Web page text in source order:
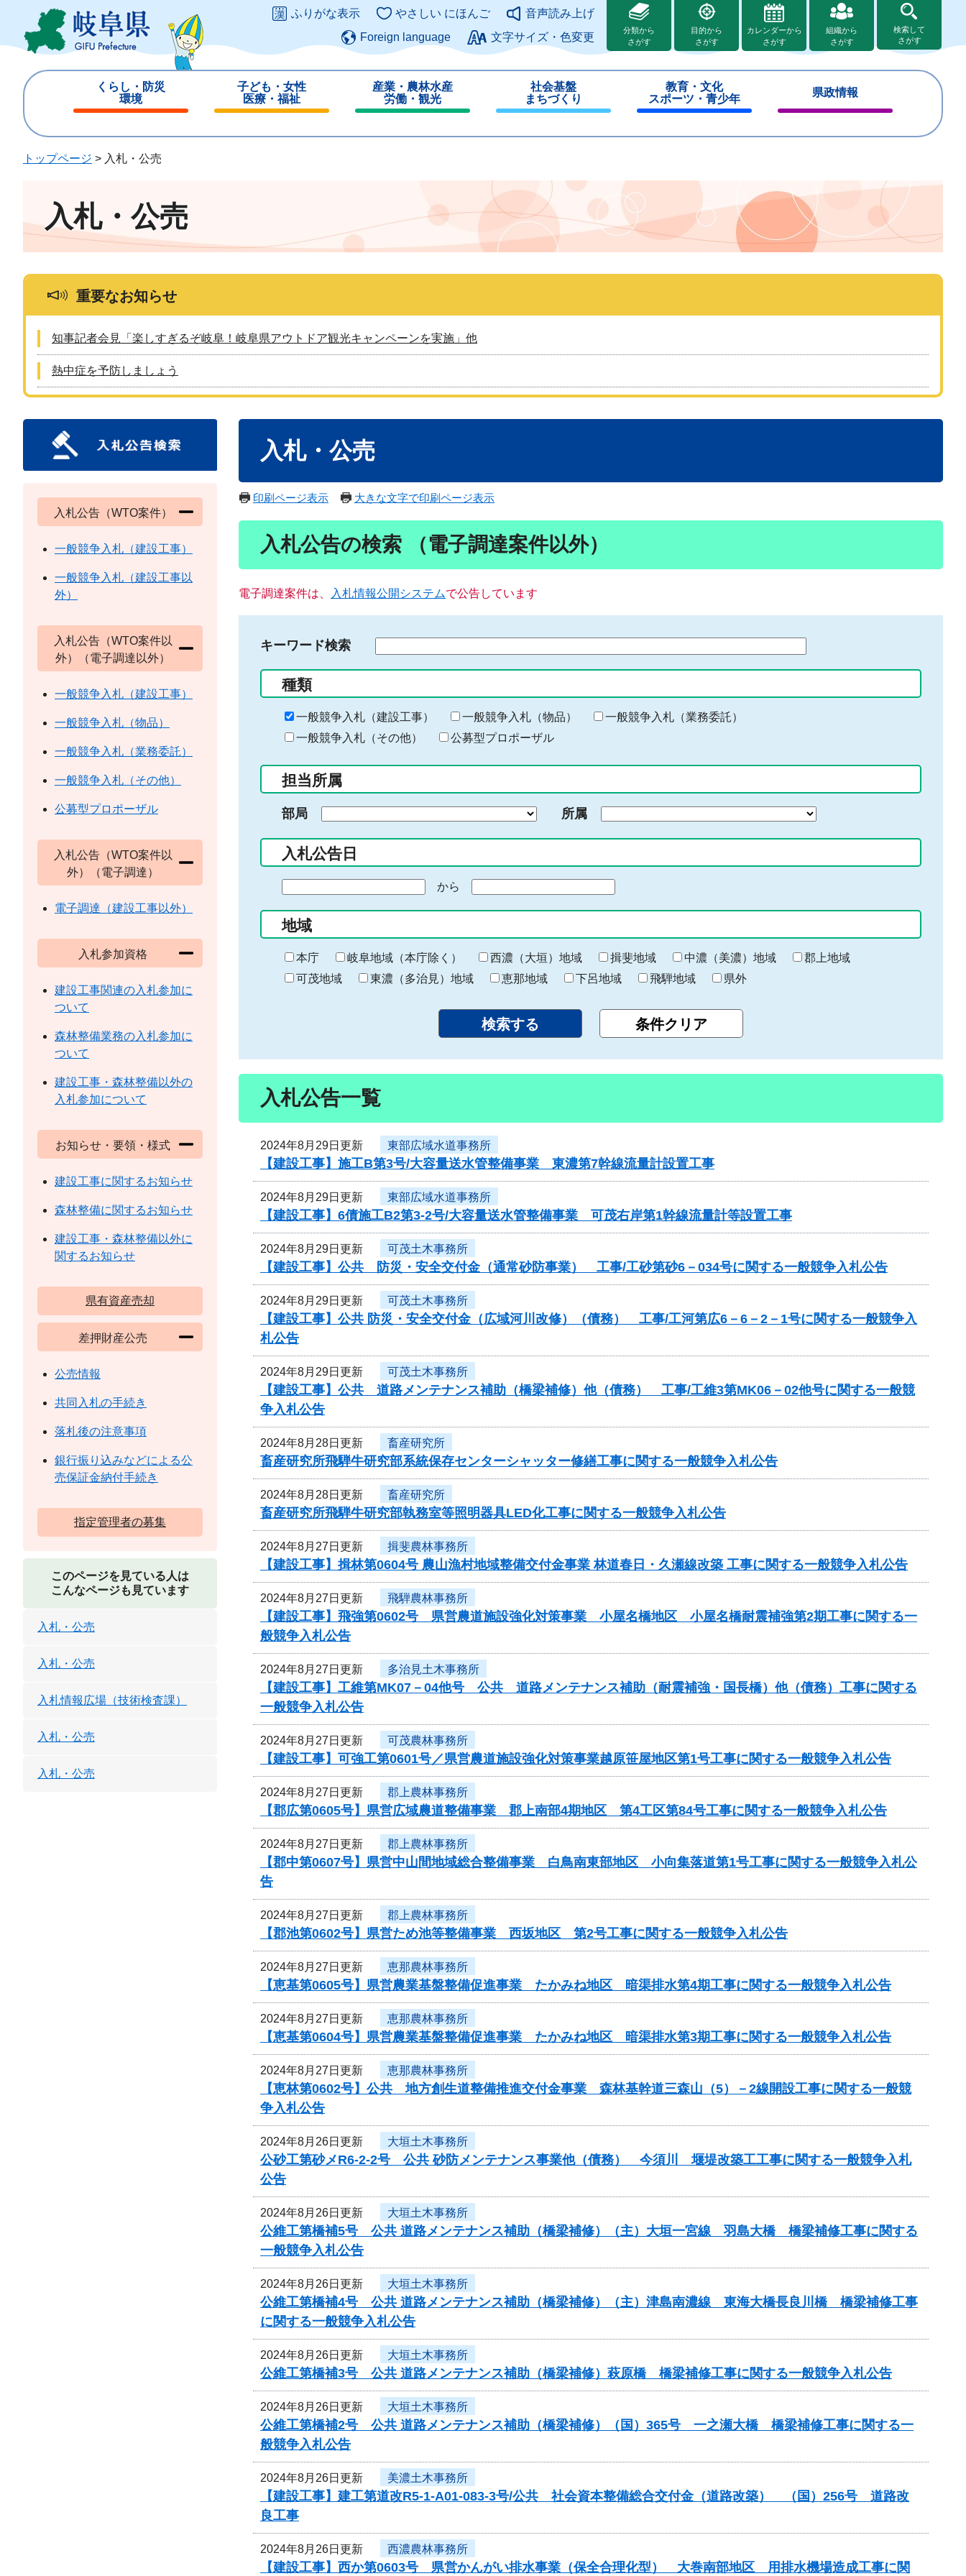
ジ
ュ
このページの本文へ
ふりがな表示 やさしい にほんご
音声読み上げ
Foreign language
文字サイズ・色変更
分類から
さがす
目的から
さがす
カレンダーから
さがす
組織から
さがす
検索して
さがす
くらし・防災
環境
じ
子ども・女性
医療・福祉
じ
産業・農林水産
労働・観光
じ
社会基盤
まちづくり
じ
教育・文化
スポーツ・青少年
じ
県政情報
じ
トップページ > 入札・公売
入札・公売
重要なお知らせ
知事記者会見「楽しすぎるぞ岐阜！岐阜県アウトドア観光キャンペーンを実施」他
熱中症を予防しましょう
入札・公売
印刷ページ表示 大きな文字で印刷ページ表示
入札公告の検索 （電子調達案件以外）
電子調達案件は、 入札情報公開システムで公告しています
キーワード検索
る
キ
ー
ー
入
力
種類
一般競争入札（建設工事） 一般競争入札（物品）
一般競争入札（業務委託）
一般競争入札（その他）
公募型プロポーザル
担当所属
部局 所属
入札公告日
の
始
ま
り
から
終
わ
り
地域
本庁 岐阜地域（本庁除く） 西濃（大垣）地域 揖斐地域 中濃（美濃）地域
郡上地域
可茂地域
東濃（多治見）地域 恵那地域 下呂地域 飛騨地域 県外
入札公告一覧
2024年8月29日更新 東部広域水道事務所
【建設工事】施工B第3号/大容量送水管整備事業 東濃第7幹線流量計設置工事
2024年8月29日更新 東部広域水道事務所
【建設工事】6債施工B2第3-2号/大容量送水管整備事業 可茂右岸第1幹線流量計等設置工事
2024年8月29日更新 可茂土木事務所
【建設工事】公共 防災・安全交付金（通常砂防事業） 工事/工砂第砂6－034号に関する一般競争入札公告
2024年8月29日更新 可茂土木事務所
【建設工事】公共 防災・安全交付金（広域河川改修）（債務） 工事/工河第広6－6－2－1号に関する一般競争入
札公告
2024年8月29日更新 可茂土木事務所
【建設工事】公共 道路メンテナンス補助（橋梁補修）他（債務） 工事/工維3第MK06－02他号に関する一般競
争入札公告
2024年8月28日更新 畜産研究所
畜産研究所飛騨牛研究部系統保存センターシャッター修繕工事に関する一般競争入札公告
2024年8月28日更新 畜産研究所
畜産研究所飛騨牛研究部執務室等照明器具LED化工事に関する一般競争入札公告
2024年8月27日更新 揖斐農林事務所
【建設工事】揖林第0604号 農山漁村地域整備交付金事業 林道春日・久瀬線改築 工事に関する一般競争入札公告
2024年8月27日更新 飛騨農林事務所
【建設工事】飛強第0602号 県営農道施設強化対策事業 小屋名橋地区 小屋名橋耐震補強第2期工事に関する一
般競争入札公告
2024年8月27日更新 多治見土木事務所
【建設工事】工維第MK07－04他号 公共 道路メンテナンス補助（耐震補強・国長橋）他（債務）工事に関する
一般競争入札公告
2024年8月27日更新 可茂農林事務所
【建設工事】可強工第0601号／県営農道施設強化対策事業越原笹屋地区第1号工事に関する一般競争入札公告
2024年8月27日更新 郡上農林事務所
【郡広第0605号】県営広域農道整備事業 郡上南部4期地区 第4工区第84号工事に関する一般競争入札公告
2024年8月27日更新 郡上農林事務所
【郡中第0607号】県営中山間地域総合整備事業 白鳥南東部地区 小向集落道第1号工事に関する一般競争入札公
告
2024年8月27日更新 郡上農林事務所
【郡池第0602号】県営ため池等整備事業 西坂地区 第2号工事に関する一般競争入札公告
2024年8月27日更新 恵那農林事務所
【恵基第0605号】県営農業基盤整備促進事業 たかみね地区 暗渠排水第4期工事に関する一般競争入札公告
2024年8月27日更新 恵那農林事務所
【恵基第0604号】県営農業基盤整備促進事業 たかみね地区 暗渠排水第3期工事に関する一般競争入札公告
2024年8月27日更新 恵那農林事務所
【恵林第0602号】公共 地方創生道整備推進交付金事業 森林基幹道三森山（5）－2線開設工事に関する一般競
争入札公告
2024年8月26日更新 大垣土木事務所
公砂工第砂メR6-2-2号 公共 砂防メンテナンス事業他（債務） 今須川 堰堤改築工工事に関する一般競争入札
公告
2024年8月26日更新 大垣土木事務所
公維工第橋補5号 公共 道路メンテナンス補助（橋梁補修）（主）大垣一宮線 羽島大橋 橋梁補修工事に関する
一般競争入札公告
2024年8月26日更新 大垣土木事務所
公維工第橋補4号 公共 道路メンテナンス補助（橋梁補修）（主）津島南濃線 東海大橋長良川橋 橋梁補修工事
に関する一般競争入札公告
2024年8月26日更新 大垣土木事務所
公維工第橋補3号 公共 道路メンテナンス補助（橋梁補修）萩原橋 橋梁補修工事に関する一般競争入札公告
2024年8月26日更新 大垣土木事務所
公維工第橋補2号 公共 道路メンテナンス補助（橋梁補修）（国）365号 一之瀬大橋 橋梁補修工事に関する一
般競争入札公告
2024年8月26日更新 美濃土木事務所
【建設工事】建工第道改R5-1-A01-083-3号/公共 社会資本整備総合交付金（道路改築） （国）256号 道路改
良工事
2024年8月26日更新 西濃農林事務所
【建設工事】西か第0603号 県営かんがい排水事業（保全合理化型） 大巻南部地区 用排水機場造成工事に関
入札公告（WTO案件）
一般競争入札（建設工事）
一般競争入札（建設工事以
外）
入札公告（WTO案件以
外）（電子調達以外）
一般競争入札（建設工事）
一般競争入札（物品）
一般競争入札（業務委託）
一般競争入札（その他）
公募型プロポーザル
入札公告（WTO案件以
外）（電子調達）
電子調達（建設工事以外）
入札参加資格
建設工事関連の入札参加に
ついて
森林整備業務の入札参加に
ついて
建設工事・森林整備以外の
入札参加について
お知らせ・要領・様式
建設工事に関するお知らせ
森林整備に関するお知らせ
建設工事・森林整備以外に
関するお知らせ
県有資産売却
差押財産公売
公売情報
共同入札の手続き
落札後の注意事項
銀行振り込みなどによる公
売保証金納付手続き
指定管理者の募集
このページを見ている人は
こんなページも見ています
入札・公売
入札・公売
入札情報広場（技術検査課）
入札・公売
入札・公売